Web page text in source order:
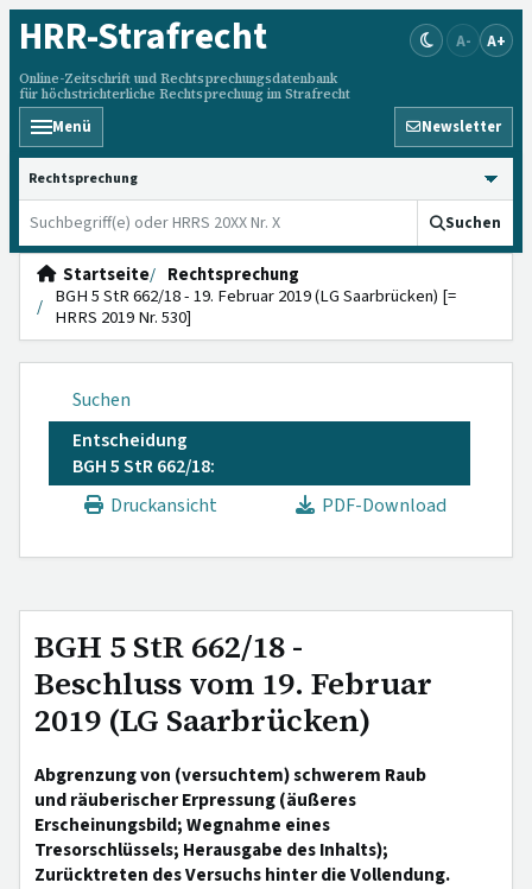
HRR-Strafrecht
Online-Zeitschrift und Rechtsprechungsdatenbank
für höchstrichterliche Rechtsprechung im Strafrecht
A- A+
Menü Newsletter
HRRS durchsuchen
Suchen
Startseite
Rechtsprechung
BGH 5 StR 662/18 - 19. Februar 2019 (LG Saarbrücken) [=
HRRS 2019 Nr. 530]
Suchen
Entscheidung
BGH 5 StR 662/18:
Druckansicht
PDF-Download
BGH 5 StR 662/18 -
Beschluss vom 19. Februar
2019 (LG Saarbrücken)
Abgrenzung von (versuchtem) schwerem Raub
und räuberischer Erpressung (äußeres
Erscheinungsbild; Wegnahme eines
Tresorschlüssels; Herausgabe des Inhalts);
Zurücktreten des Versuchs hinter die Vollendung.